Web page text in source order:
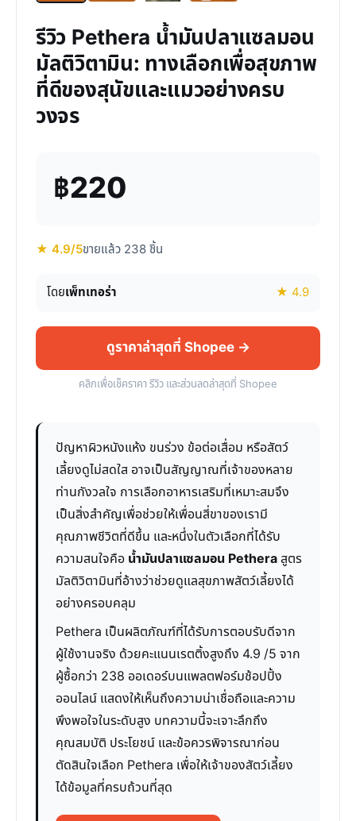
รีวิว Pethera น้ำมันปลาแซลมอน
มัลติวิตามิน: ทางเลือกเพื่อสุขภาพ
ที่ดีของสุนัขและแมวอย่างครบ
วงจร
฿220
★ 4.9/5ขายแล้ว 238 ชิ้น
โดยเพ็ทเทอร่า ★ 4.9
ดูราคาล่าสุดที่ Shopee →
คลิกเพื่อเช็คราคา รีวิว และส่วนลดล่าสุดที่ Shopee
ปัญหาผิวหนังแห้ง ขนร่วง ข้อต่อเสื่อม หรือสัตว์
เลี้ยงดูไม่สดใส อาจเป็นสัญญาณที่เจ้าของหลาย
ท่านกังวลใจ การเลือกอาหารเสริมที่เหมาะสมจึง
เป็นสิ่งสำคัญเพื่อช่วยให้เพื่อนสี่ขาของเรามี
คุณภาพชีวิตที่ดีขึ้น และหนึ่งในตัวเลือกที่ได้รับ
ความสนใจคือ น้ำมันปลาแซลมอน Petheraสูตร
มัลติวิตามินที่อ้างว่าช่วยดูแลสุขภาพสัตว์เลี้ยงได้
อย่างครอบคลุม
Pethera เป็นผลิตภัณฑ์ที่ได้รับการตอบรับดีจาก
ผู้ใช้งานจริง ด้วยคะแนนเรตติ้งสูงถึง 4.9 /5 จาก
ผู้ซื้อกว่า 238 ออเดอร์บนแพลตฟอร์มช้อปปิ้ง
ออนไลน์ แสดงให้เห็นถึงความน่าเชื่อถือและความ
พึงพอใจในระดับสูง บทความนี้จะเจาะลึกถึง
คุณสมบัติ ประโยชน์ และข้อควรพิจารณาก่อน
ตัดสินใจเลือก Pethera เพื่อให้เจ้าของสัตว์เลี้ยง
ได้ข้อมูลที่ครบถ้วนที่สุด